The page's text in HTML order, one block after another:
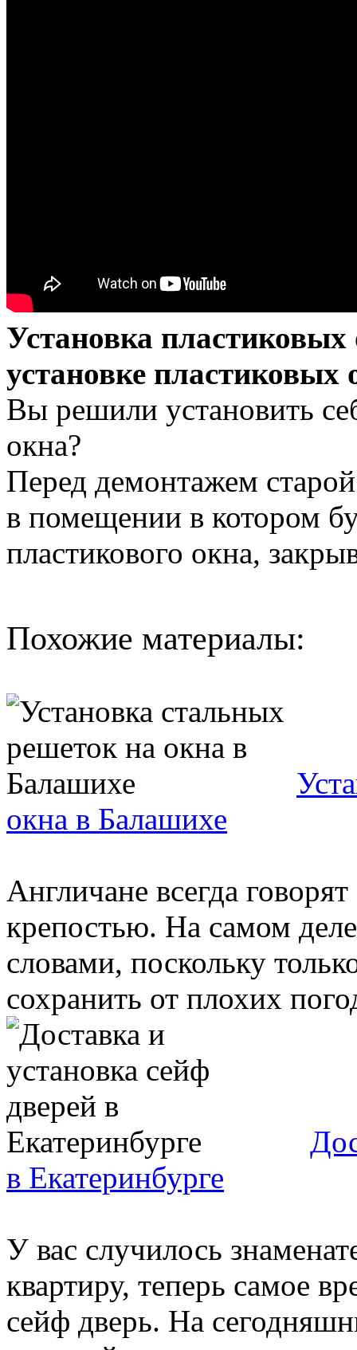
Установка
установке пластиковых
Вы решили установить
окна?
Перед демонтажем
в помещении в котором
пластикового окна,
Похожие материалы:
окна в Балашихе
Англичане всегда
крепостью. На самом
словами, поскольку
сохранить от плохих
в Екатеринбурге
У вас случилось
квартиру, теперь самое
сейф дверь. На